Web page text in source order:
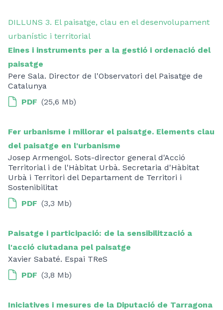
DILLUNS 3. El paisatge, clau en el desenvolupament
urbanístic i territorial
Eines i instruments per a la gestió i ordenació del
paisatge
Pere Sala. Director de l'Observatori del Paisatge de
Catalunya
PDF (25,6 Mb)
Fer urbanisme i millorar el paisatge. Elements clau
del paisatge en l'urbanisme
Josep Armengol. Sots-director general d'Acció
Territorial i de l'Hàbitat Urbà. Secretaria d'Hàbitat
Urbà i Territori del Departament de Territori i
Sostenibilitat
PDF (3,3 Mb)
Paisatge i participació: de la sensibilització a
l'acció ciutadana pel paisatge
Xavier Sabaté. Espai TReS
PDF (3,8 Mb)
Iniciatives i mesures de la Diputació de Tarragona